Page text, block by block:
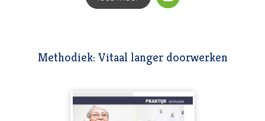
Methodiek: Vitaal langer doorwerken